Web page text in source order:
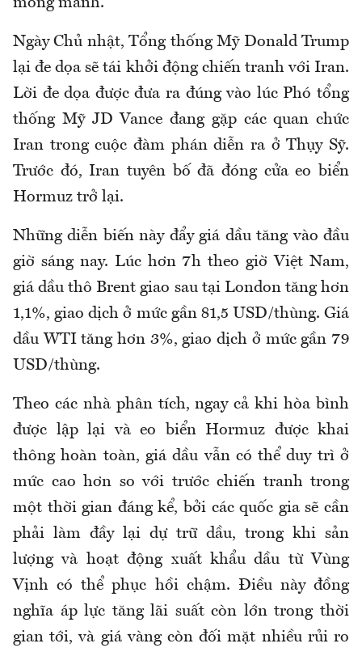
mong manh.
Ngày Chủ nhật, Tổng thống Mỹ Donald Trump
lại đe dọa sẽ tái khởi động chiến tranh với Iran.
Lời đe dọa được đưa ra đúng vào lúc Phó tổng
thống Mỹ JD Vance đang gặp các quan chức
Iran trong cuộc đàm phán diễn ra ở Thụy Sỹ.
Trước đó, Iran tuyên bố đã đóng cửa eo biển
Hormuz trở lại.
Những diễn biến này đẩy giá dầu tăng vào đầu
giờ sáng nay. Lúc hơn 7h theo giờ Việt Nam,
giá dầu thô Brent giao sau tại London tăng hơn
1,1%, giao dịch ở mức gần 81,5 USD/thùng. Giá
dầu WTI tăng hơn 3%, giao dịch ở mức gần 79
USD/thùng.
Theo các nhà phân tích, ngay cả khi hòa bình
được lập lại và eo biển Hormuz được khai
thông hoàn toàn, giá dầu vẫn có thể duy trì ở
mức cao hơn so với trước chiến tranh trong
một thời gian đáng kể, bởi các quốc gia sẽ cần
phải làm đầy lại dự trữ dầu, trong khi sản
lượng và hoạt động xuất khẩu dầu từ Vùng
Vịnh có thể phục hồi chậm. Điều này đồng
nghĩa áp lực tăng lãi suất còn lớn trong thời
gian tới, và giá vàng còn đối mặt nhiều rủi ro